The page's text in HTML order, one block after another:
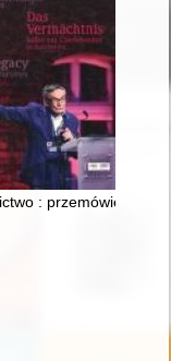
w latach 1795-
: przemówienia